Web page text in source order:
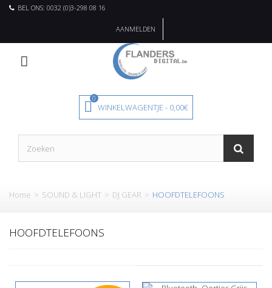
BEL ONS: 0032 (0)3-298 08 16
AANMELDEN
0
WINKELWAGENTJE- 0,00€
Home > SOUND & LIGHT > DJ GEAR > HOOFDTELEFOONS
HOOFDTELEFOONS